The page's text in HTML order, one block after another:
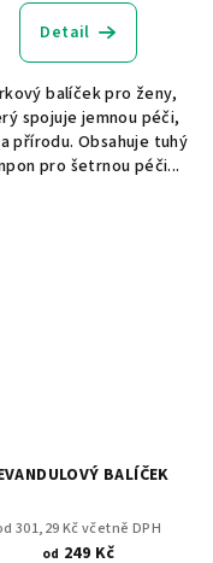
Detail
balíček pro ženy,
spojuje jemnou péči,
přírodu. Obsahuje tuhý
pro šetrnou péči...
BALÍČEK
301,29 Kč včetně DPH
od 249 Kč